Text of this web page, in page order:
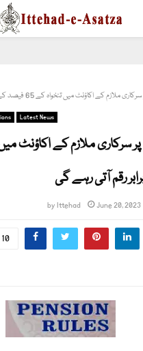
کے اکاؤنٹ میں تنخواہ کے 65 فیصد کے برابر رقم آتی رہے گی
Latest News
رقم آتی رہے گی
byIttehad June 20, 2023
10